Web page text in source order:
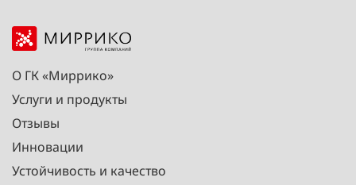
О ГК «Миррико»
Услуги и продукты
Отзывы
Инновации
Устойчивость и качество